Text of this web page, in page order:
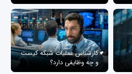
کارشناس عملیات شبکه کیست
و چه وظایفی دارد؟